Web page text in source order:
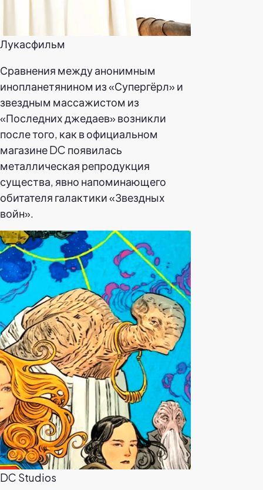
Лукасфильм
Сравнения между анонимным
инопланетянином из «Супергёрл» и
звездным массажистом из
«Последних джедаев» возникли
после того, как в официальном
магазине DC появилась
металлическая репродукция
существа, явно напоминающего
обитателя галактики «Звездных
войн».
DC Studios